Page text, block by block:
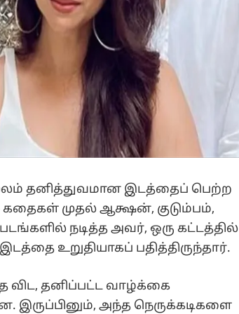
தனித்துவமான இடத்தைப் பெற்ற
கதைகள் முதல் ஆக்ஷன், குடும்பம்,
நடித்த அவர், ஒரு கட்டத்தில்
உறுதியாகப் பதித்திருந்தார்.
தனிப்பட்ட வாழ்க்கை
இருப்பினும், அந்த நெருக்கடிகளை